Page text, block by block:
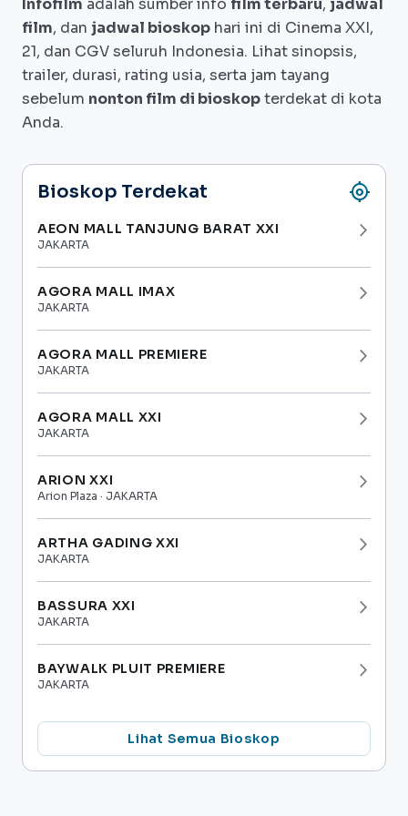
itu viral dan membuat wajah Elma tersebar
di seluruh Bandung.Merasa terganggu,
Elma bersama sahabatnya Susi (Keisya
Levronka) mendatangi Basil dan meminta
desain tersebut dihentikan. Dari situ,
akhirnya tumbuh cinta di antara
mereka.Namun hubungan mereka harus
berhadapan dengan pertentangan dari
Kota Bandung pun menjadi saksi
perjuangan Basil mempertahankan
Infofilm adalah sumber info film terbaru, jadwal
film, dan jadwal bioskop hari ini di Cinema XXI,
21, dan CGV seluruh Indonesia. Lihat sinopsis,
trailer, durasi, rating usia, serta jam tayang
sebelum nonton film di bioskopterdekat di kota
Anda.
Bioskop Terdekat my_location
AEON MALL TANJUNG BARAT XXI
JAKARTA
arrow_forward_ios
AGORA MALL IMAX
JAKARTA
arrow_forward_ios
AGORA MALL PREMIERE
JAKARTA
arrow_forward_ios
AGORA MALL XXI
JAKARTA
arrow_forward_ios
ARION XXI
Arion Plaza · JAKARTA
arrow_forward_ios
ARTHA GADING XXI
JAKARTA
arrow_forward_ios
BASSURA XXI
JAKARTA
arrow_forward_ios
BAYWALK PLUIT PREMIERE
JAKARTA
arrow_forward_ios
Lihat Semua Bioskop